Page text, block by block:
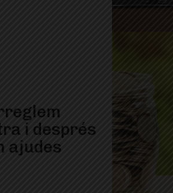
i després
ajudes